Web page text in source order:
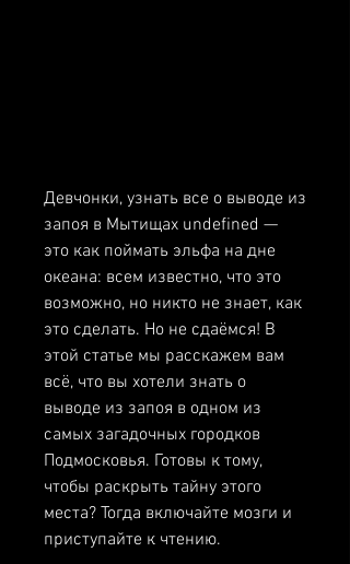
Девчонки, узнать все о выводе из
запоя в Мытищах undefined —
это как поймать эльфа на дне
океана: всем известно, что это
возможно, но никто не знает, как
это сделать. Но не сдаёмся! В
этой статье мы расскажем вам
всё, что вы хотели знать о
выводе из запоя в одном из
самых загадочных городков
Подмосковья. Готовы к тому,
чтобы раскрыть тайну этого
места? Тогда включайте мозги и
приступайте к чтению.